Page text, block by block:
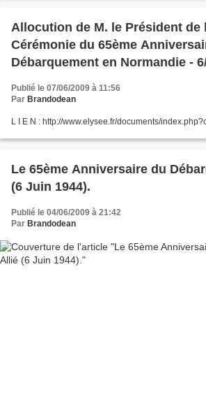
Allocution de M. le Président de
Cérémonie du 65ème
Débarquement en Normandie -
Publié le 07/06/2009 à 11:56
Par Brandodean
L I E N : http://www.elysee.fr/documents/
Le 65ème Anniversaire du
(6 Juin 1944).
Publié le 04/06/2009 à 21:42
Par Brandodean